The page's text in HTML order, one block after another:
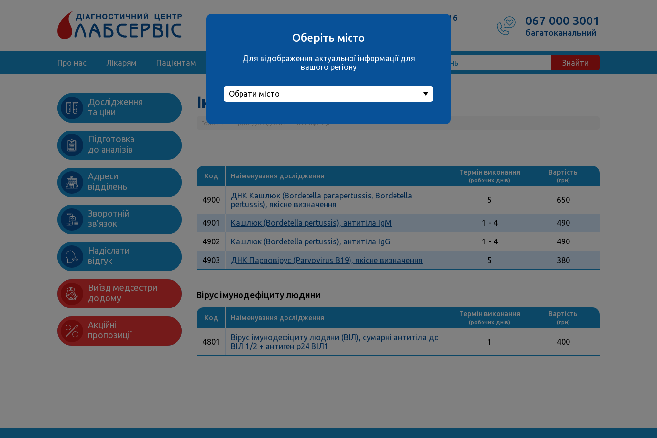
обрати місто
вул. Дахнівська, 50/16
067 000 3001
багатоканальний
Про нас Лікарям Пацієнтам Контакти Знайти
Дослідження
та ціни
Підготовка
до аналізів
Адреси
відділень
Зворотній
зв’язок
Надіслати
відгук
Виїзд медсестри
додому
Акційні
пропозиції
Інші інфекції
Головна | Групи досліджень | Інші інфекції
Код Наіменування дослідження Термін виконання
(робочих днів)
Вартість
(грн)
4900
ДНК Кашлюк (Bordetella parapertussis, Bordetella
pertussis), якісне визначення
5 650
4901 Кашлюк (Bordetella pertussis), антитіла IgM 1 - 4 490
4902 Кашлюк (Bordetella pertussis), антитіла IgG 1 - 4 490
4903 ДНК Парвовірус (Parvovirus B19), якісне визначення 5 380
Вірус імунодефіциту людини
Код Наіменування дослідження Термін виконання
(робочих днів)
Вартість
(грн)
4801
Вірус імунодефіциту людини (ВІЛ), сумарні антитіла до
ВІЛ 1/2 + антиген р24 ВІЛ1
1 400
Оберіть місто
Для відображення актуальної інформації для
вашого регіону
Обрати місто